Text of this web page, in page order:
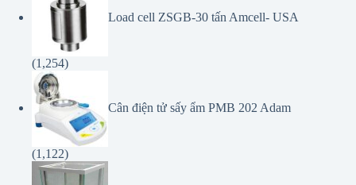
Load cell ZSGB-30 tấn Amcell- USA
(1,254)
Cân điện tử sấy ẩm PMB 202 Adam
(1,122)